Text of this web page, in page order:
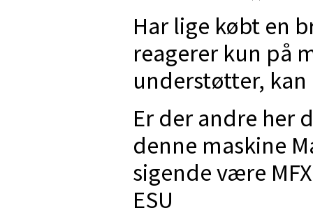
Har lige købt en
reagerer kun på
understøtter,
Er der andre her
denne maskine
sigende være
ESU